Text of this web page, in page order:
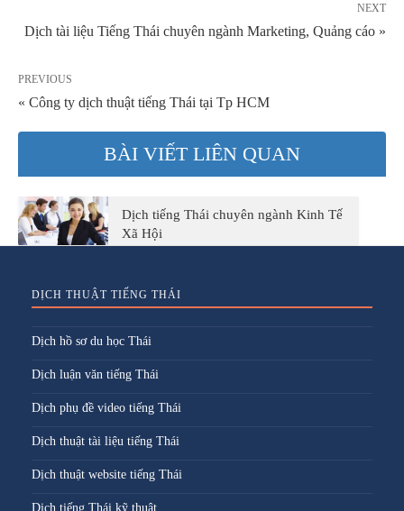
NEXT
Dịch tài liệu Tiếng Thái chuyên ngành Marketing, Quảng cáo »
PREVIOUS
« Công ty dịch thuật tiếng Thái tại Tp HCM
BÀI VIẾT LIÊN QUAN
Dịch tiếng Thái chuyên ngành Kinh Tế
Xã Hội
DỊCH THUẬT TIẾNG THÁI
Dịch hồ sơ du học Thái
Dịch luận văn tiếng Thái
Dịch phụ đề video tiếng Thái
Dịch thuật tài liệu tiếng Thái
Dịch thuật website tiếng Thái
Dịch tiếng Thái kỹ thuật